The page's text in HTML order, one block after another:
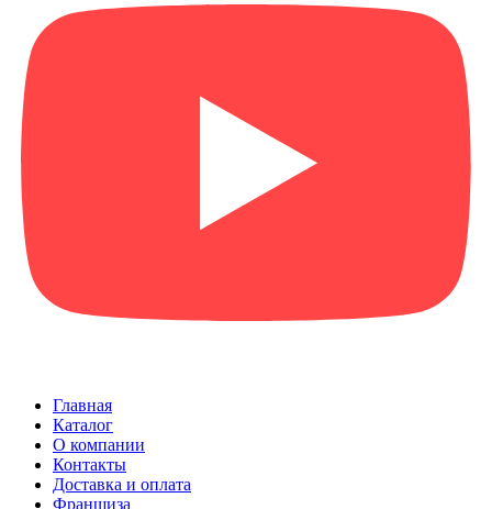
Главная
Каталог
О компании
Контакты
Доставка и оплата
Франшиза